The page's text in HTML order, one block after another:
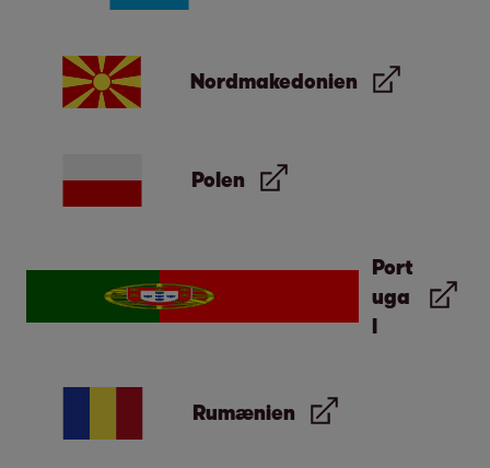
Nordmakedonien
Polen
Port
uga
l
Rumænien